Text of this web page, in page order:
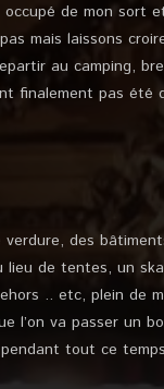
de mon sort
mais laissons
au camping,
finalement pas été
des
de tentes, un
.. etc, plein de
l’on va passer un
tout ce